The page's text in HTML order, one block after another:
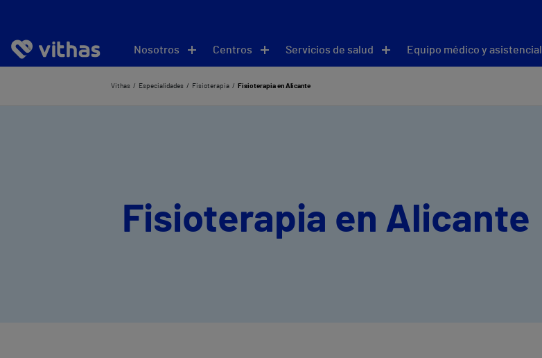
Nosotros Centros Servicios de salud Equipo médico y asistencial
Vithas Especialidades Fisioterapia Fisioterapia en Alicante
Fisioterapia en Alicante